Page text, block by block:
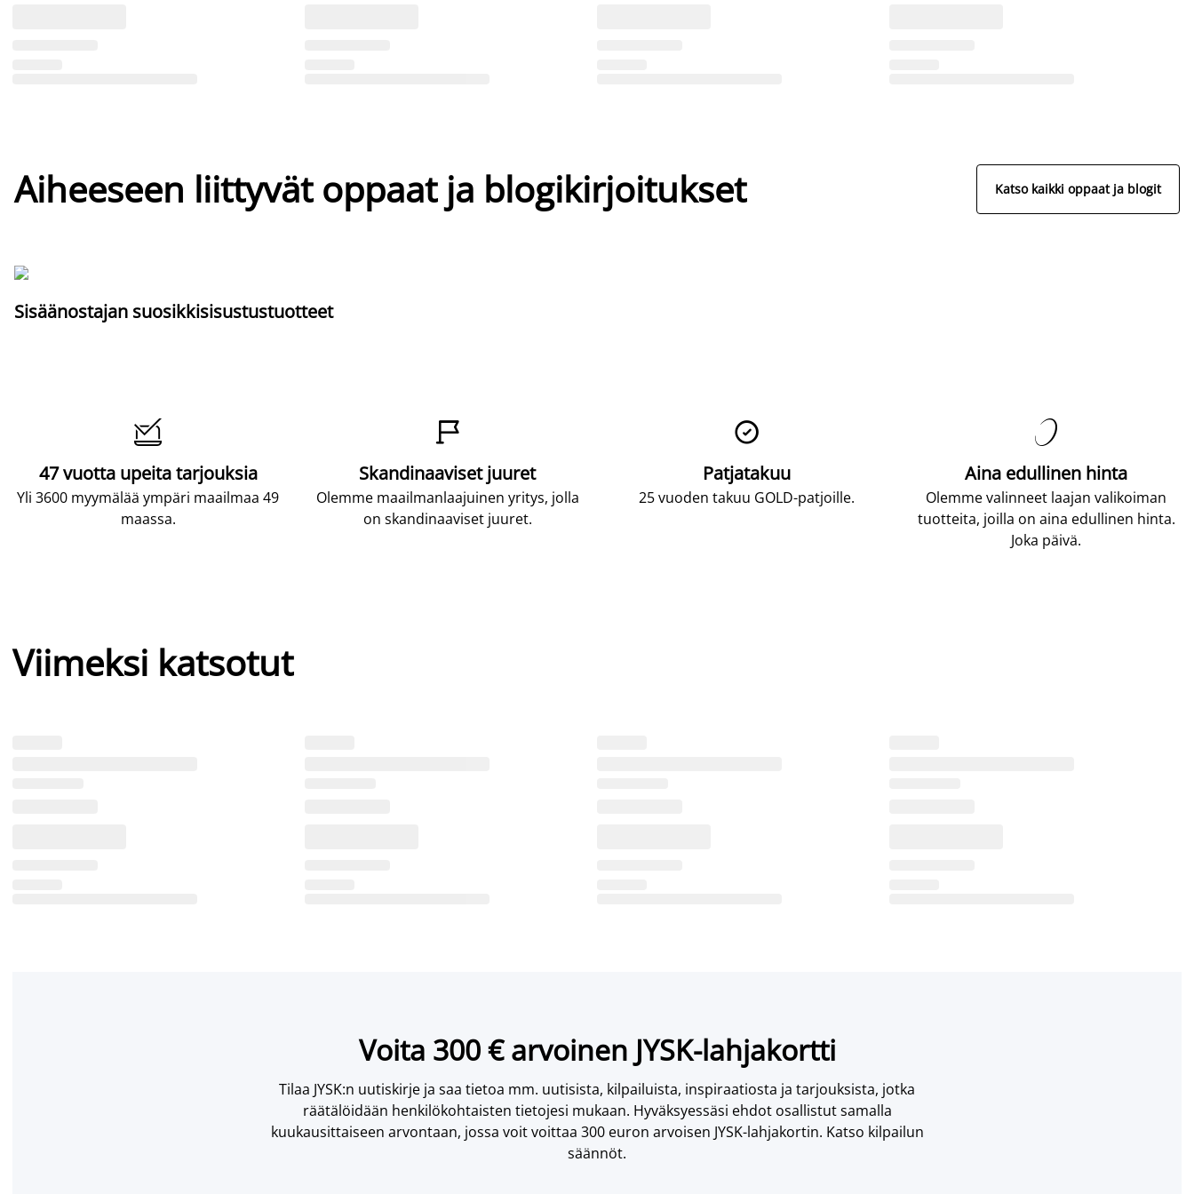
Aiheeseen liittyvät oppaat ja blogikirjoitukset Katso kaikki oppaat ja blogit
Sisäänostajan suosikkisisustustuotteet

47 vuotta upeita tarjouksia
Yli 3600 myymälää ympäri maailmaa 49
maassa.

Skandinaaviset juuret
Olemme maailmanlaajuinen yritys, jolla
on skandinaaviset juuret.

Patjatakuu
25 vuoden takuu GOLD-patjoille.

Aina edullinen hinta
Olemme valinneet laajan valikoiman
tuotteita, joilla on aina edullinen hinta.
Joka päivä.
Viimeksi katsotut
Voita 300 € arvoinen JYSK-lahjakortti
Tilaa JYSK:n uutiskirje ja saa tietoa mm. uutisista, kilpailuista, inspiraatiosta ja tarjouksista, jotka
räätälöidään henkilökohtaisten tietojesi mukaan. Hyväksyessäsi ehdot osallistut samalla
kuukausittaiseen arvontaan, jossa voit voittaa 300 euron arvoisen JYSK-lahjakortin. Katso kilpailun
säännöt.